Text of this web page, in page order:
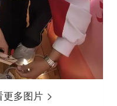
更多图片